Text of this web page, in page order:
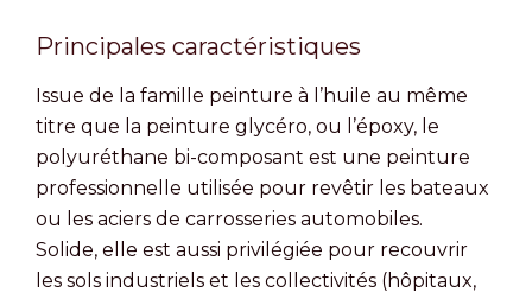
Principales caractéristiques
Issue de la famille peinture à l’huile au même
titre que la peinture glycéro, ou l’époxy, le
polyuréthane bi-composant est une peinture
professionnelle utilisée pour revêtir les bateaux
ou les aciers de carrosseries automobiles.
Solide, elle est aussi privilégiée pour recouvrir
les sols industriels et les collectivités (hôpitaux,